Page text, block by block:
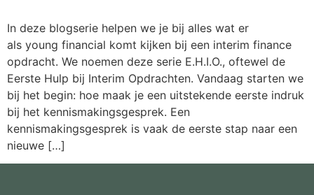
In deze blogserie helpen we je bij alles wat er
als young financial komt kijken bij een interim finance
opdracht. We noemen deze serie E.H.I.O., oftewel de
Eerste Hulp bij Interim Opdrachten. Vandaag starten we
bij het begin: hoe maak je een uitstekende eerste indruk
bij het kennismakingsgesprek. Een
kennismakingsgesprek is vaak de eerste stap naar een
nieuwe […]